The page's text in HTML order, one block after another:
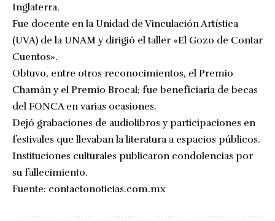
Inglaterra.
Fue docente en la Unidad de Vinculación Artística
(UVA) de la UNAM y dirigió el taller «El Gozo de Contar
Cuentos».
Obtuvo, entre otros reconocimientos, el Premio
Chamán y el Premio Brocal; fue beneficiaria de becas
del FONCA en varias ocasiones.
Dejó grabaciones de audiolibros y participaciones en
festivales que llevaban la literatura a espacios públicos.
Instituciones culturales publicaron condolencias por
su fallecimiento.
Fuente: contactonoticias.com.mx